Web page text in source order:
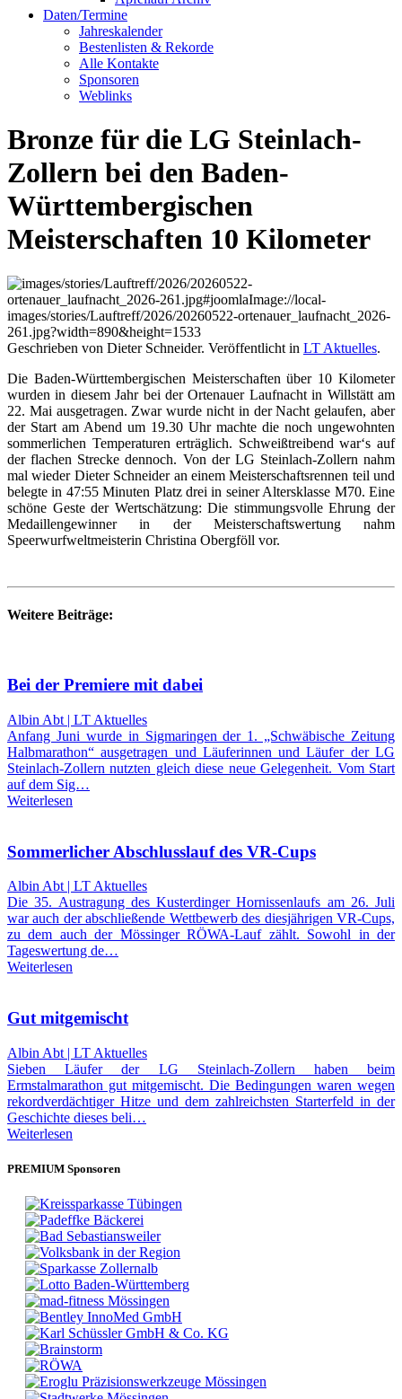
Daten/Termine
Jahreskalender
Bestenlisten & Rekorde
Alle Kontakte
Sponsoren
Weblinks
Bronze für die LG Steinlach-
Zollern bei den Baden-
Württembergischen
Meisterschaften 10 Kilometer
Geschrieben von Dieter Schneider. Veröffentlicht in LT Aktuelles.
Die Baden-Württembergischen Meisterschaften über 10 Kilometer
wurden in diesem Jahr bei der Ortenauer Laufnacht in Willstätt am
22. Mai ausgetragen. Zwar wurde nicht in der Nacht gelaufen, aber
der Start am Abend um 19.30 Uhr machte die noch ungewohnten
sommerlichen Temperaturen erträglich. Schweißtreibend war‘s auf
der flachen Strecke dennoch. Von der LG Steinlach-Zollern nahm
mal wieder Dieter Schneider an einem Meisterschaftsrennen teil und
belegte in 47:55 Minuten Platz drei in seiner Altersklasse M70. Eine
schöne Geste der Wertschätzung: Die stimmungsvolle Ehrung der
Medaillengewinner in der Meisterschaftswertung nahm
Speerwurfweltmeisterin Christina Obergföll vor.
Weitere Beiträge:
Bei der Premiere mit dabei
Albin Abt | LT Aktuelles
Anfang Juni wurde in Sigmaringen der 1. „Schwäbische Zeitung
Halbmarathon“ ausgetragen und Läuferinnen und Läufer der LG
Steinlach-Zollern nutzten gleich diese neue Gelegenheit. Vom Start
auf dem Sig…
Weiterlesen
Sommerlicher Abschlusslauf des VR-Cups
Albin Abt | LT Aktuelles
Die 35. Austragung des Kusterdinger Hornissenlaufs am 26. Juli
war auch der abschließende Wettbewerb des diesjährigen VR-Cups,
zu dem auch der Mössinger RÖWA-Lauf zählt. Sowohl in der
Tageswertung de…
Weiterlesen
Gut mitgemischt
Albin Abt | LT Aktuelles
Sieben Läufer der LG Steinlach-Zollern haben beim
Ermstalmarathon gut mitgemischt. Die Bedingungen waren wegen
rekordverdächtiger Hitze und dem zahlreichsten Starterfeld in der
Geschichte dieses beli…
Weiterlesen
PREMIUM Sponsoren